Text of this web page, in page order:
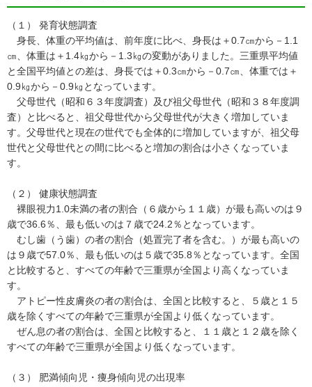
（１） 発育状態調査
身長、体重の平均値は、前年度に比べ、身長は＋0.7㎝から－1.1
㎝、体重は＋1.4㎏から－1.3㎏の変動がありました。三重県平均値
と全国平均値との差は、身長では＋0.3㎝から－0.7㎝、体重では＋
0.9㎏から－0.9㎏となっています。
父母世代（昭和６３年度調査）及び祖父母世代（昭和３８年度調
査）と比べると、祖父母世代から父母世代が大きく増加していま
す。父母世代と現在の世代でも全体的に増加していますが、祖父母
世代と父母世代との間に比べると増加の割合は小さくなっていま
す。
（２） 健康状態調査
裸眼視力1.0未満の者の割合（６歳から１１歳）が最も高いのは９
歳で36.6％、最も低いのは７歳で24.2％となっています。
むし歯（う歯）の者の割合（処置完了者を含む。）が最も高いの
は９歳で57.0％、最も低いのは５歳で35.8％となっています。全国
と比較すると、すべての年齢で三重県が全国より高くなっていま
す。
アトピー性皮膚炎の者の割合は、全国と比較すると、５歳と１５
歳を除くすべての年齢で三重県が全国より低くなっています。
ぜん息の者の割合は、全国と比較すると、１１歳と１２歳を除く
すべての年齢で三重県が全国より低くなっています。
（３） 肥満傾向児・痩身傾向児の出現率